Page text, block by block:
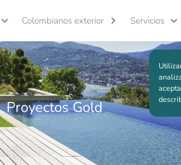
Colombianos exterior Servicios
Proyectos Gold